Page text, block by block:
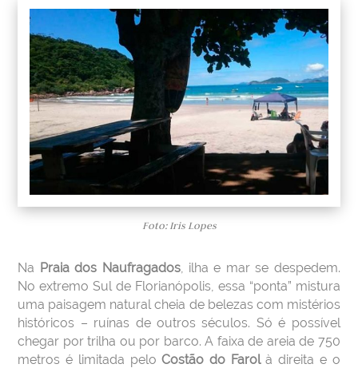
Foto: Iris Lopes
Na Praia dos Naufragados, ilha e mar se despedem.
No extremo Sul de Florianópolis, essa “ponta” mistura
uma paisagem natural cheia de belezas com mistérios
históricos – ruínas de outros séculos. Só é possível
chegar por trilha ou por barco. A faixa de areia de 750
metros é limitada peloCostão do Farolà direita e o